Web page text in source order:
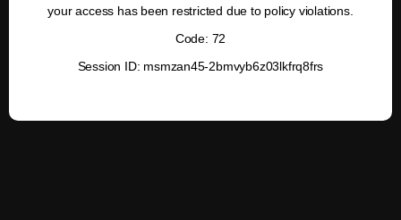
your access has been restricted due to policy violations.
Code: 72
Session ID: msmzan45-2bmvyb6z03lkfrq8frs